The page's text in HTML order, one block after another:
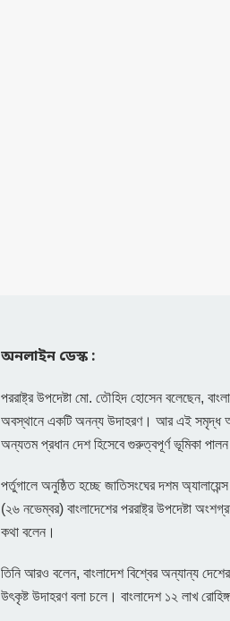
অনলাইন ডেস্ক :
পররাষ্ট্র উপদেষ্টা মো. তৌহিদ হোসেন বলেছেন,
অবস্থানে একটি অনন্য উদাহরণ। আর এই সমৃদ্ধ
অন্যতম প্রধান দেশ হিসেবে গুরুত্বপূর্ণ ভূমিকা
পর্তুগালে অনুষ্ঠিত হচ্ছে জাতিসংঘের দশম
(২৬ নভেম্বর) বাংলাদেশের পররাষ্ট্র উপদেষ্টা
কথা বলেন।
তিনি আরও বলেন, বাংলাদেশ বিশ্বের অন্যান্য
উৎকৃষ্ট উদাহরণ বলা চলে। বাংলাদেশ ১২ লাখ